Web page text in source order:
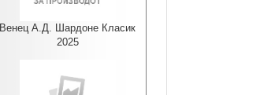
Венец А.Д. Шардоне Класик
2025